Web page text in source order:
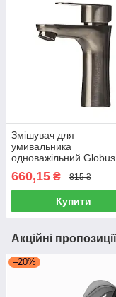
Змішувач для
умивальника
одноважільний
MAIN SM-101 литий,
нержавіюча сталь
660,15 ₴ 815 ₴
Купити
Акційні
–20%